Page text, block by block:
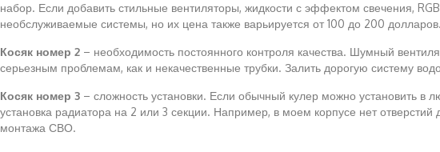
набор. Если добавить стильные вентиляторы, жидкости с эффектом свечения,
необслуживаемые системы, но их цена также варьируется от 100 до 200 долларов.
Косяк номер 2 – необходимость постоянного контроля качества. Шумный
серьезным проблемам, как и некачественные трубки. Залить дорогую систему
Косяк номер 3 – сложность установки. Если обычный кулер можно установить
установка радиатора на 2 или 3 секции. Например, в моем корпусе нет отверстий
монтажа СВО.